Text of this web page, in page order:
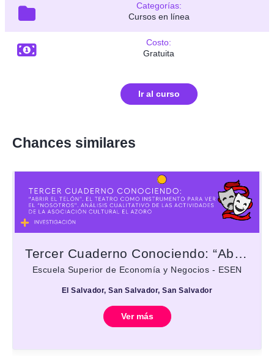
Categorías:
Cursos en línea
Costo:
Gratuita
Ir al curso
Chances similares
Tercer Cuaderno Conociendo: “Abrir el telón”. El teatro como instrumento para ver el “nosotros”. Análisis cualitativo de las actividades de la Asociación Cultural El Azoro
Escuela Superior de Economía y Negocios - ESEN
El Salvador, San Salvador, San Salvador
Ver más